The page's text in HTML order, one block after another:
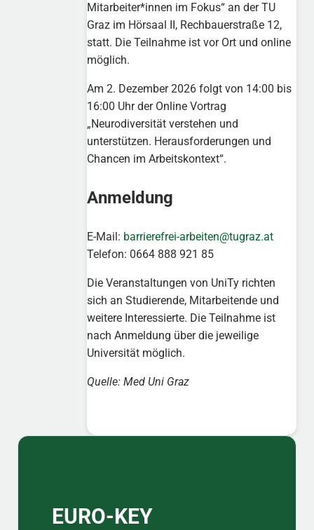
Mitarbeiter*innen im Fokus“ an der TU
Graz im Hörsaal II, Rechbauerstraße 12,
statt. Die Teilnahme ist vor Ort und online
möglich.
Am 2. Dezember 2026 folgt von 14:00 bis
16:00 Uhr der Online Vortrag
„Neurodiversität verstehen und
unterstützen. Herausforderungen und
Chancen im Arbeitskontext“.
Anmeldung
E-Mail: barrierefrei-arbeiten@tugraz.at
Telefon: 0664 888 921 85
Die Veranstaltungen von UniTy richten
sich an Studierende, Mitarbeitende und
weitere Interessierte. Die Teilnahme ist
nach Anmeldung über die jeweilige
Universität möglich.
Quelle: Med Uni Graz
Sidebar
EURO-KEY